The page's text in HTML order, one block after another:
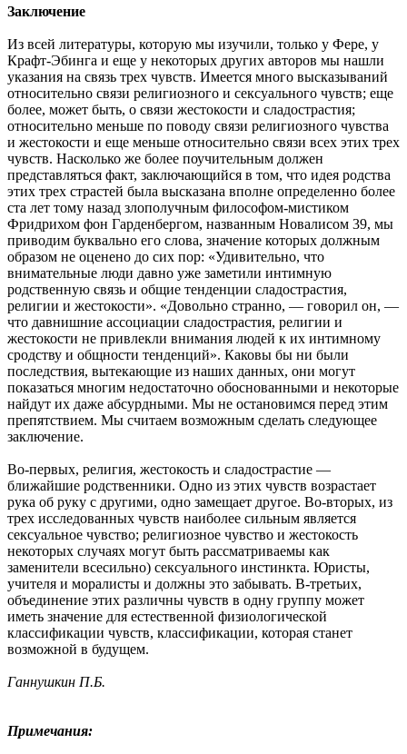
Заключение
Из всей литературы, которую мы изучили, только у Фере, у
Крафт-Эбинга и еще у некоторых других авторов мы нашли
указания на связь трех чувств. Имеется много высказываний
относительно связи религиозного и сексуального чувств; еще
более, может быть, о связи жестокости и сладострастия;
относительно меньше по поводу связи религиозного чувства
и жестокости и еще меньше относительно связи всех этих трех
чувств. Насколько же более поучительным должен
представляться факт, заключающийся в том, что идея родства
этих трех страстей была высказана вполне определенно более
ста лет тому назад злополучным философом-мистиком
Фридрихом фон Гарденбергом, названным Новалисом 39, мы
приводим буквально его слова, значение которых должным
образом не оценено до сих пор: «Удивительно, что
внимательные люди давно уже заметили интимную
родственную связь и общие тенденции сладострастия,
религии и жестокости». «Довольно странно, — говорил он, —
что давнишние ассоциации сладострастия, религии и
жестокости не привлекли внимания людей к их интимному
сродству и общности тенденций». Каковы бы ни были
последствия, вытекающие из наших данных, они могут
показаться многим недостаточно обоснованными и некоторые
найдут их даже абсурдными. Мы не остановимся перед этим
препятствием. Мы считаем возможным сделать следующее
заключение.
Во-первых, религия, жестокость и сладострастие —
ближайшие родственники. Одно из этих чувств возрастает
рука об руку с другими, одно замещает другое. Во-вторых, из
трех исследованных чувств наиболее сильным является
сексуальное чувство; религиозное чувство и жестокость
некоторых случаях могут быть рассматриваемы как
заменители всесильно) сексуального инстинкта. Юристы,
учителя и моралисты и должны это забывать. В-третьих,
объединение этих различны чувств в одну группу может
иметь значение для естественной физиологической
классификации чувств, классификации, которая станет
возможной в будущем.
Ганнушкин П.Б.
Примечания: